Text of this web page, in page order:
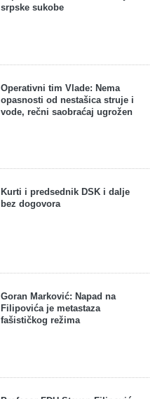
srpske sukobe
Operativni tim Vlade: Nema
opasnosti od nestašica struje i
vode, rečni saobraćaj ugrožen
Kurti i predsednik DSK i dalje
bez dogovora
Goran Marković: Napad na
Filipovića je metastaza
fašističkog režima